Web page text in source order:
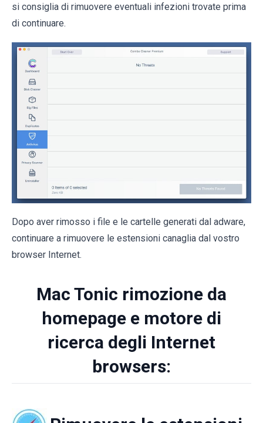
si consiglia di rimuovere eventuali infezioni trovate prima
di continuare.
Dopo aver rimosso i file e le cartelle generati dal adware,
continuare a rimuovere le estensioni canaglia dal vostro
browser Internet.
Mac Tonic rimozione da
homepage e motore di
ricerca degli Internet
browsers: